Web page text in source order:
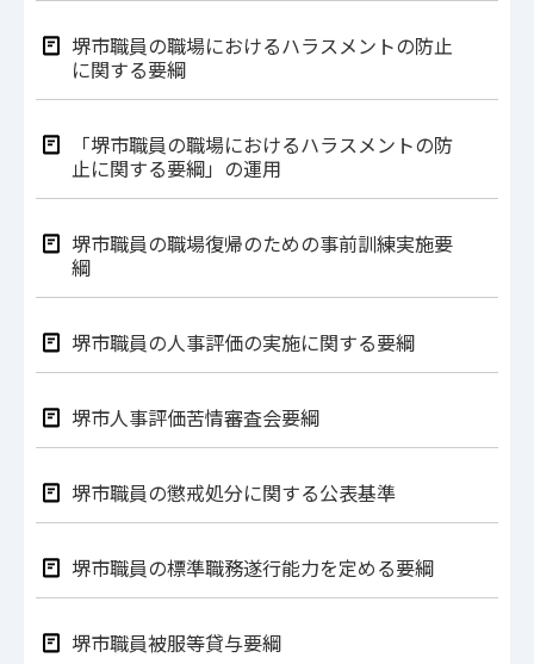
堺市職員の職場におけるハラスメントの防止
に関する要綱
「堺市職員の職場におけるハラスメントの防
止に関する要綱」の運用
堺市職員の職場復帰のための事前訓練実施要
綱
堺市職員の人事評価の実施に関する要綱
堺市人事評価苦情審査会要綱
堺市職員の懲戒処分に関する公表基準
堺市職員の標準職務遂行能力を定める要綱
堺市職員被服等貸与要綱